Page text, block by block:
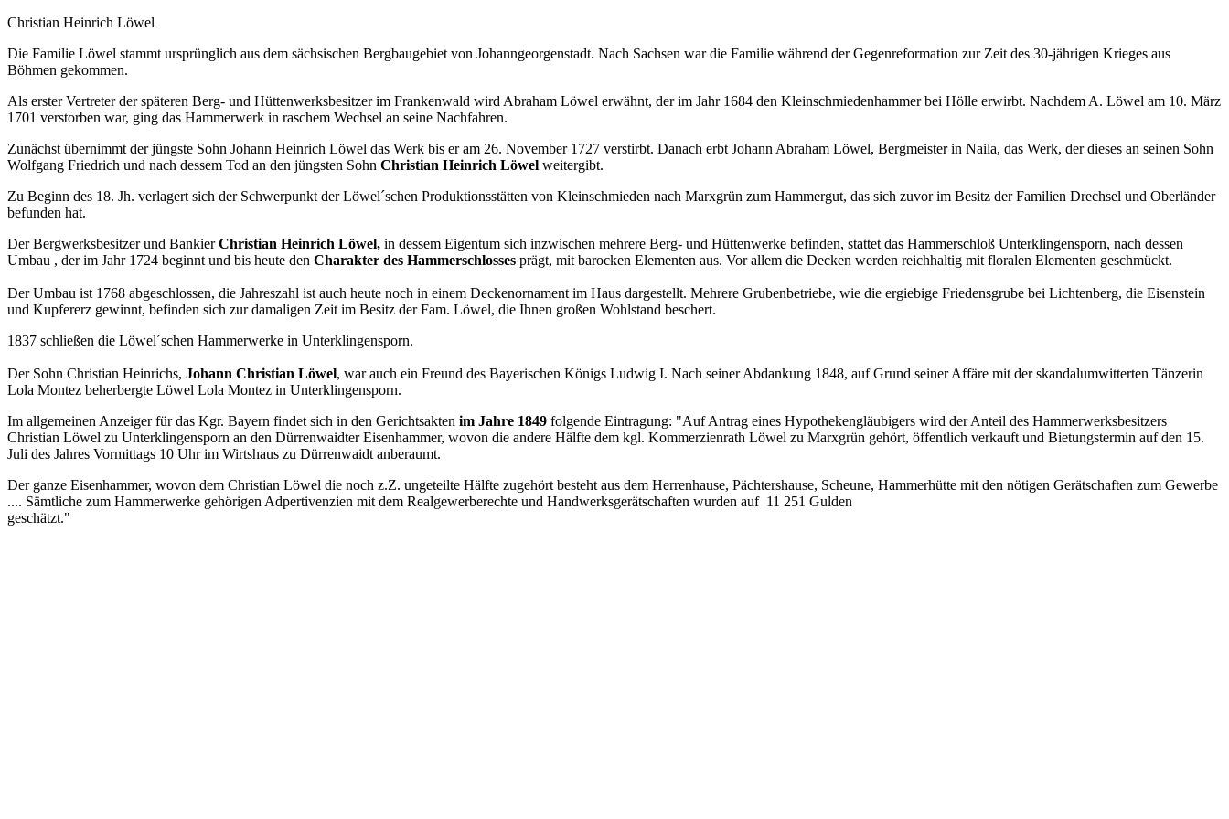
Christian Heinrich Löwel
Die Familie Löwel stammt ursprünglich aus dem sächsischen Bergbaugebiet von Johanngeorgenstadt. Nach Sachsen war die Familie während der Gegenreformation zur Zeit des 30-jährigen Krieges aus
Böhmen gekommen.
Als erster Vertreter der späteren Berg- und Hüttenwerksbesitzer im Frankenwald wird Abraham Löwel erwähnt, der im Jahr 1684 den Kleinschmiedenhammer bei Hölle erwirbt. Nachdem A. Löwel am 10. März
1701 verstorben war, ging das Hammerwerk in raschem Wechsel an seine Nachfahren.
Zunächst übernimmt der jüngste Sohn Johann Heinrich Löwel das Werk bis er am 26. November 1727 verstirbt. Danach erbt Johann Abraham Löwel, Bergmeister in Naila, das Werk, der dieses an seinen Sohn
Wolfgang Friedrich und nach dessem Tod an den jüngsten Sohn Christian Heinrich Löwel weitergibt.
Zu Beginn des 18. Jh. verlagert sich der Schwerpunkt der Löwel´schen Produktionsstätten von Kleinschmieden nach Marxgrün zum Hammergut, das sich zuvor im Besitz der Familien Drechsel und Oberländer
befunden hat.
Der Bergwerksbesitzer und BankierChristian Heinrich Löwel, in dessem Eigentum sich inzwischen mehrere Berg- und Hüttenwerke befinden, stattet das Hammerschloß Unterklingensporn, nach dessen
Umbau , der im Jahr 1724 beginnt und bis heute den Charakter des Hammerschlosses prägt, mit barocken Elementen aus. Vor allem die Decken werden reichhaltig mit floralen Elementen geschmückt.
Der Umbau ist 1768 abgeschlossen, die Jahreszahl ist auch heute noch in einem Deckenornament im Haus dargestellt. Mehrere Grubenbetriebe, wie die ergiebige Friedensgrube bei Lichtenberg, die Eisenstein
und Kupfererz gewinnt, befinden sich zur damaligen Zeit im Besitz der Fam. Löwel, die Ihnen großen Wohlstand beschert.
1837 schließen die Löwel´schen Hammerwerke in Unterklingensporn.
Der Sohn Christian Heinrichs, Johann Christian Löwel, war auch ein Freund des Bayerischen Königs Ludwig I. Nach seiner Abdankung 1848, auf Grund seiner Affäre mit der skandalumwitterten Tänzerin
Lola Montez beherbergte Löwel Lola Montez in Unterklingensporn.
Im allgemeinen Anzeiger für das Kgr. Bayern findet sich in den Gerichtsakten im Jahre 1849 folgende Eintragung: "Auf Antrag eines Hypothekengläubigers wird der Anteil des Hammerwerksbesitzers
Christian Löwel zu Unterklingensporn an den Dürrenwaidter Eisenhammer, wovon die andere Hälfte dem kgl. Kommerzienrath Löwel zu Marxgrün gehört, öffentlich verkauft und Bietungstermin auf den 15.
Juli des Jahres Vormittags 10 Uhr im Wirtshaus zu Dürrenwaidt anberaumt.
Der ganze Eisenhammer, wovon dem Christian Löwel die noch z.Z. ungeteilte Hälfte zugehört besteht aus dem Herrenhause, Pächtershause, Scheune, Hammerhütte mit den nötigen Gerätschaften zum Gewerbe
.... Sämtliche zum Hammerwerke gehörigen Adpertivenzien mit dem Realgewerberechte und Handwerksgerätschaften wurden auf 11 251 Gulden
geschätzt."